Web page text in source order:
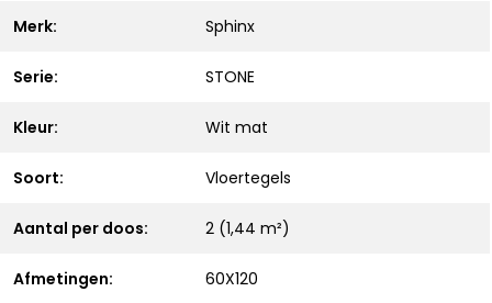
Merk: Sphinx
Serie: STONE
Kleur: Wit mat
Soort: Vloertegels
Aantal per doos: 2 (1,44 m²)
Afmetingen: 60X120